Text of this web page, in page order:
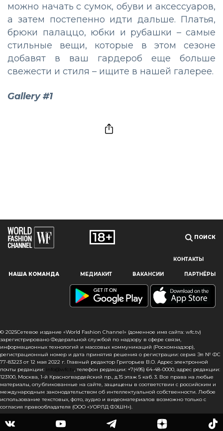
Наш сайт использует файлы cookie и похожие технологии,
пользователям, предоставляя персонализированную
информацию, запоминая предпочтения в области
сайта, вы подтверждаете свое согласие на использование
файлов cookie в соответствии с настоящим уведомлением
в отношении данного типа файлов. Если вы не согласны
с тем, чтобы мы использовали данный тип файлов,
то вы должны соответствующим образом установить
настройки вашего браузера или не использовать сайт wfc.tv
можно начать с сумок, обуви и аксессуаров,
а затем постепенно идти дальше. Платья,
брюки палаццо, юбки и рубашки – самые
стильные вещи, которые в этом сезоне
добавят в ваш гардероб еще больше
свежести и стиля – ищите в нашей галерее.
Gallery #1
ПОИСК
КОНТАКТЫ
НАША КОМАНДА МЕДИАКИТ ВАКАНСИИ ПАРТНЁРЫ
© 2025Сетевое издание «World Fashion Channel» (доменное имя сайта: wfc.tv)
зарегистрировано Федеральной службой по надзору в сфере связи,
информационных технологий и массовых коммуникаций (Роскомнадзор),
регистрационный номер и дата принятия решения о регистрации: серия Эл № ФС
77-83223 от 12 мая 2022 г. Главный редактор Григорьев В.О. Адрес электронной
почты редакции: info@wfc.tv
, телефон редакции: +7(495) 64-48-0000, адрес редакции:
123100, Москва, 1-й Красногвардейский пр., д.15 этаж 5 каб. 3. Все права на любые
материалы, опубликованные на сайте, защищены в соответствии с российским и
международным законодательством об интеллектуальной собственности. Любое
использование текстовых, фото, аудио и видеоматериалов возможно только с
согласия правообладателя (ООО «УОРЛД ФЭШН»).